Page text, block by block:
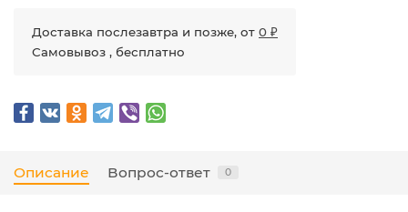
Доставка послезавтра и позже, от 0 ₽
Самовывоз , бесплатно
Описание Вопрос-ответ 0